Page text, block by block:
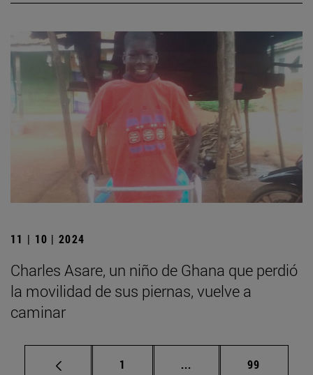
11 | 10 | 2024
Charles Asare, un niño de Ghana que perdió
la movilidad de sus piernas, vuelve a
caminar
Página
1 ... Páginas intermedias
Página
99